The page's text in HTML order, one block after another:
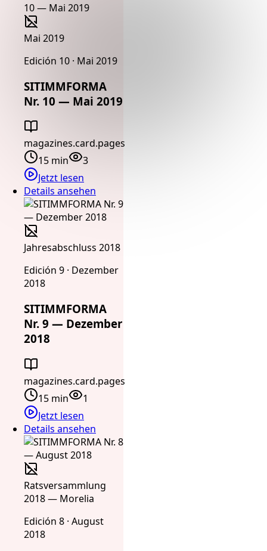
Mai 2019
Edición 10 · Mai 2019
SITIMMFORMA
Nr. 10 — Mai 2019
magazines.card.pages
15 min
3
Jetzt lesen
Details ansehen
Jahresabschluss 2018
Edición 9 · Dezember
2018
SITIMMFORMA
Nr. 9 — Dezember
2018
magazines.card.pages
15 min
1
Jetzt lesen
Details ansehen
Ratsversammlung
2018 — Morelia
Edición 8 · August
2018